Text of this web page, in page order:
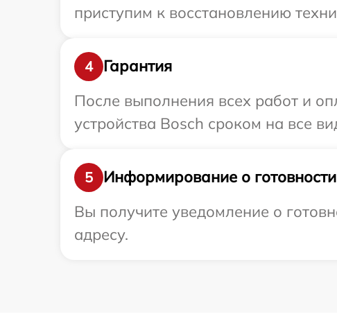
приступим к восстановлению
4
Гарантия
После выполнения всех работ и
устройства Bosch сроком на все
5
Информирование о готовности
Вы получите уведомление о
адресу.